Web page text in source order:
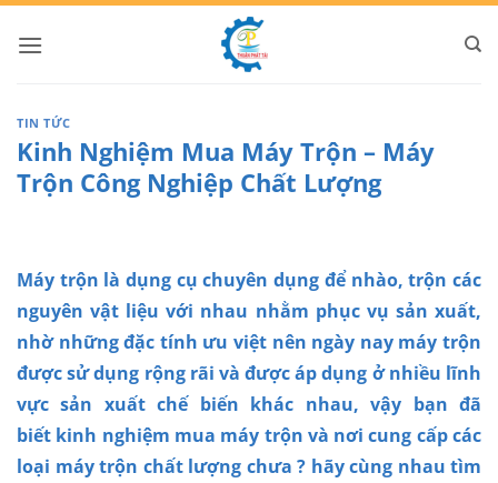
Bỏ
qua
TIN TỨC
Kinh Nghiệm Mua Máy Trộn – Máy
Trộn Công Nghiệp Chất Lượng
Máy trộn là dụng cụ chuyên dụng để nhào, trộn các
nguyên vật liệu với nhau nhằm phục vụ sản xuất,
nhờ những đặc tính ưu việt nên ngày nay máy trộn
được sử dụng rộng rãi và được áp dụng ở nhiều lĩnh
vực sản xuất chế biến khác nhau, vậy bạn đã
biết kinh nghiệm mua máy trộn và nơi cung cấp các
loại máy trộn chất lượng chưa ? hãy cùng nhau tìm